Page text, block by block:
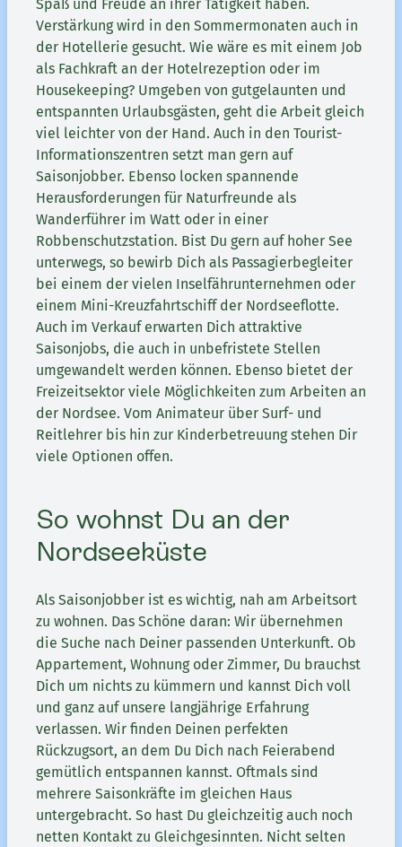
Spaß und Freude an ihrer Tätigkeit haben.
Verstärkung wird in den Sommermonaten auch in
der Hotellerie gesucht. Wie wäre es mit einem Job
als Fachkraft an der Hotelrezeption oder im
Housekeeping? Umgeben von gutgelaunten und
entspannten Urlaubsgästen, geht die Arbeit gleich
viel leichter von der Hand. Auch in den Tourist-
Informationszentren setzt man gern auf
Saisonjobber. Ebenso locken spannende
Herausforderungen für Naturfreunde als
Wanderführer im Watt oder in einer
Robbenschutzstation. Bist Du gern auf hoher See
unterwegs, so bewirb Dich als Passagierbegleiter
bei einem der vielen Inselfährunternehmen oder
einem Mini-Kreuzfahrtschiff der Nordseeflotte.
Auch im Verkauf erwarten Dich attraktive
Saisonjobs, die auch in unbefristete Stellen
umgewandelt werden können. Ebenso bietet der
Freizeitsektor viele Möglichkeiten zum Arbeiten an
der Nordsee. Vom Animateur über Surf- und
Reitlehrer bis hin zur Kinderbetreuung stehen Dir
viele Optionen offen.
So wohnst Du an der
Nordseeküste
Als Saisonjobber ist es wichtig, nah am Arbeitsort
zu wohnen. Das Schöne daran: Wir übernehmen
die Suche nach Deiner passenden Unterkunft. Ob
Appartement, Wohnung oder Zimmer, Du brauchst
Dich um nichts zu kümmern und kannst Dich voll
und ganz auf unsere langjährige Erfahrung
verlassen. Wir finden Deinen perfekten
Rückzugsort, an dem Du Dich nach Feierabend
gemütlich entspannen kannst. Oftmals sind
mehrere Saisonkräfte im gleichen Haus
untergebracht. So hast Du gleichzeitig auch noch
netten Kontakt zu Gleichgesinnten. Nicht selten